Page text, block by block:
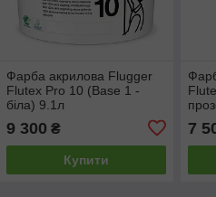
Фарба акрилова Flugger
Flutex Pro 10 (Base 1 -
біла) 9.1л
9 300 ₴
Купити
7